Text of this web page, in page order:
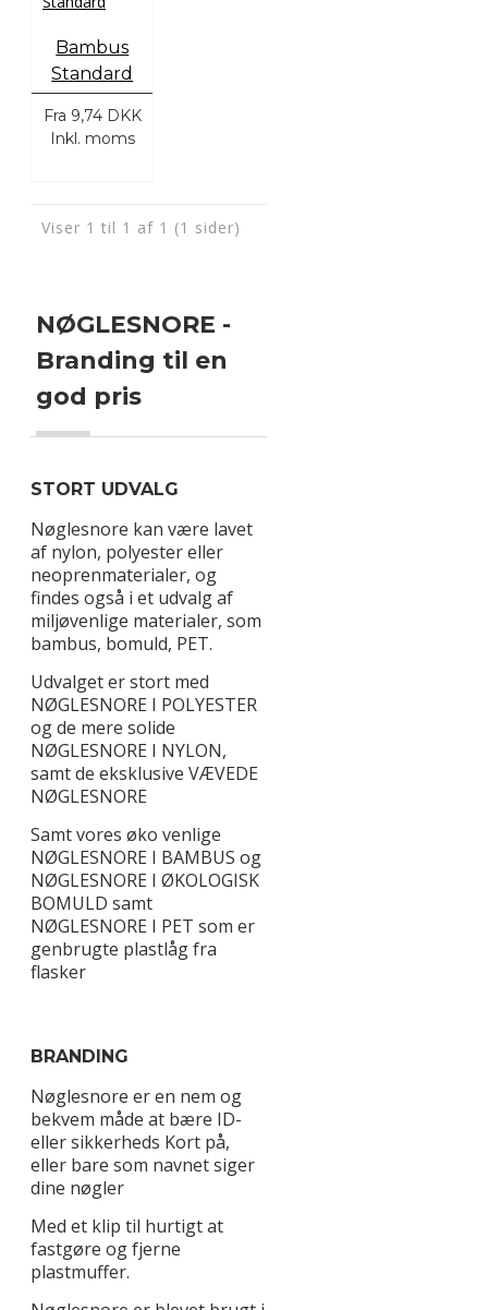
Bambus
Standard
Fra 9,74 DKK
Inkl. moms
Viser 1 til 1 af 1 (1 sider)
NØGLESNORE -
Branding til en
god pris
STORT UDVALG
Nøglesnore kan være lavet
af nylon, polyester eller
neoprenmaterialer, og
findes også i et udvalg af
miljøvenlige materialer, som
bambus, bomuld, PET.
Udvalget er stort med
NØGLESNORE I POLYESTER
og de mere solide
NØGLESNORE I NYLON,
samt de eksklusive VÆVEDE
NØGLESNORE
Samt vores øko venlige
NØGLESNORE I BAMBUS og
NØGLESNORE I ØKOLOGISK
BOMULD samt
NØGLESNORE I PET som er
genbrugte plastlåg fra
flasker
BRANDING
Nøglesnore er en nem og
bekvem måde at bære ID-
eller sikkerheds Kort på,
eller bare som navnet siger
dine nøgler
Med et klip til hurtigt at
fastgøre og fjerne
plastmuffer.